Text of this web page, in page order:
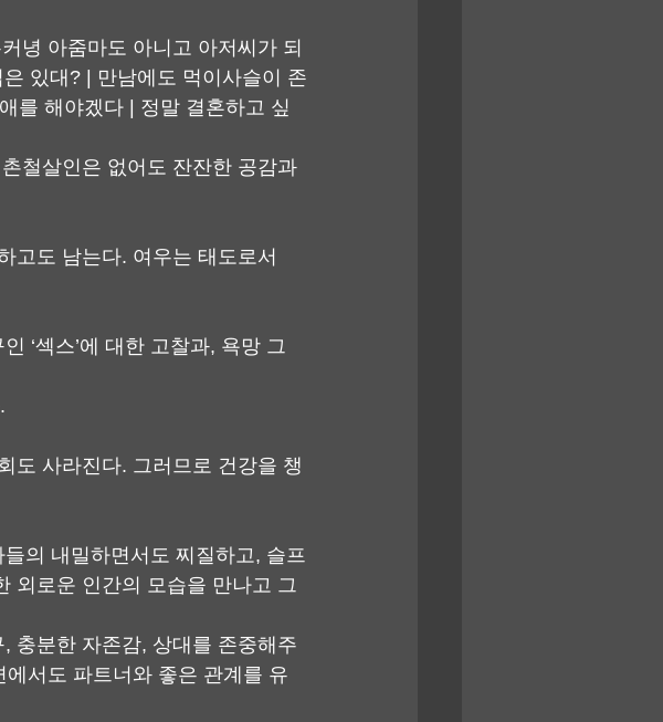
녕 아줌마도 아니고 아저씨가 되
있대? | 만남에도 먹이사슬이 존
를 해야겠다 | 정말 결혼하고 싶
철살인은 없어도 잔잔한 공감과
고도 남는다. 여우는 태도로서
‘섹스’에 대한 고찰과, 욕망 그
도 사라진다. 그러므로 건강을 챙
의 내밀하면서도 찌질하고, 슬프
외로운 인간의 모습을 만나고 그
충분한 자존감, 상대를 존중해주
서도 파트너와 좋은 관계를 유